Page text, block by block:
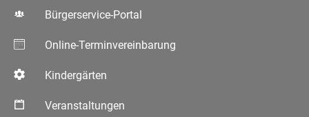
Bürgerservice-Portal
Online-Terminvereinbarung
Kindergärten
Veranstaltungen